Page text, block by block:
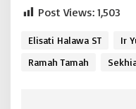
Post Views: 1,503
Elisati Halawa ST Ir
Ramah Tamah